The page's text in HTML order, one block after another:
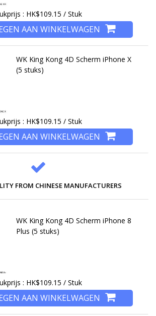
: HK$109.15 / Stuk
AAN WINKELWAGEN
WK King Kong 4D Scherm iPhone X
(5 stuks)
: HK$109.15 / Stuk
AAN WINKELWAGEN
FROM CHINESE MANUFACTURERS
WK King Kong 4D Scherm iPhone 8
Plus (5 stuks)
: HK$109.15 / Stuk
AAN WINKELWAGEN